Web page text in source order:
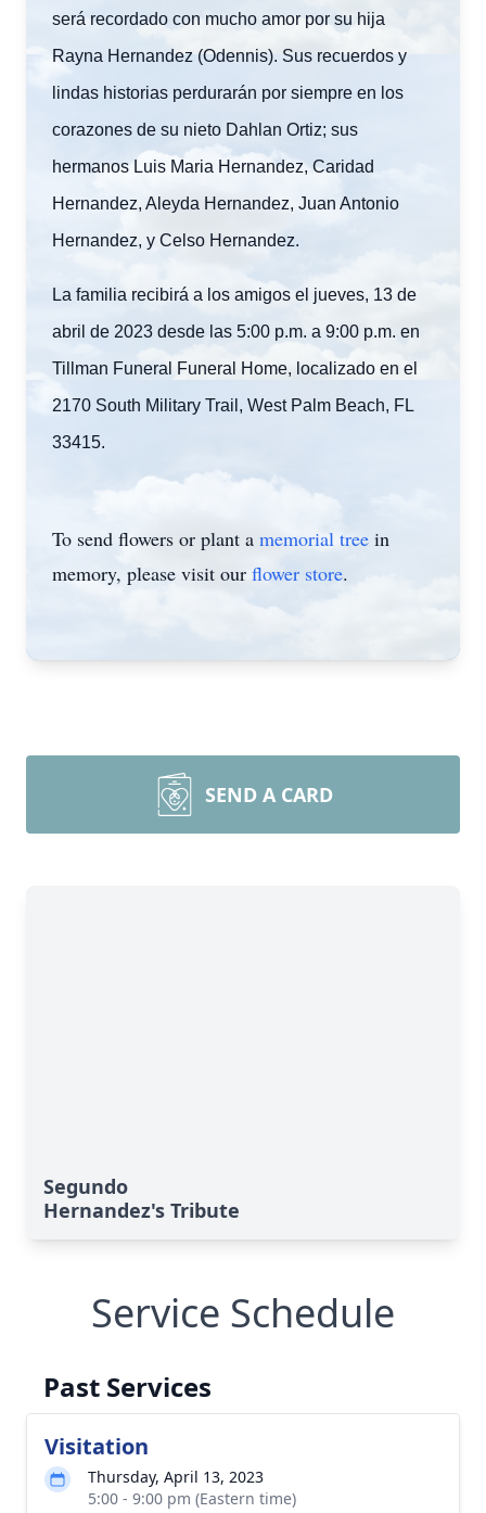
será recordado con mucho amor por su hija
Rayna Hernandez (Odennis). Sus recuerdos y
lindas historias perdurarán por siempre en los
corazones de su nieto Dahlan Ortiz; sus
hermanos Luis Maria Hernandez, Caridad
Hernandez, Aleyda Hernandez, Juan Antonio
Hernandez, y Celso Hernandez.
La familia recibirá a los amigos el jueves, 13 de
abril de 2023 desde las 5:00 p.m. a 9:00 p.m. en
Tillman Funeral Funeral Home, localizado en el
2170 South Military Trail, West Palm Beach, FL
33415.
To send flowers or plant a memorial tree in
memory, please visit our flower store.
SEND A CARD
Segundo
Hernandez's Tribute
Service Schedule
Past Services
Visitation
Thursday, April 13, 2023
5:00 - 9:00 pm (Eastern time)